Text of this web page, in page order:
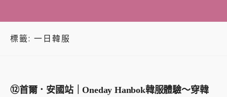
標籤: 一日韓服
⑫首爾．安國站｜Oneday Hanbok韓服體驗～穿韓